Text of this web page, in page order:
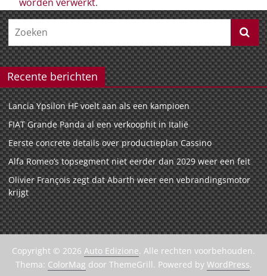
Recente berichten
Lancia Ypsilon HF voelt aan als een kampioen
FIAT Grande Panda al een verkoophit in Italië
Eerste concrete details over productieplan Cassino
Alfa Romeo’s topsegment niet eerder dan 2029 weer een feit
Olivier François zegt dat Abarth weer een vebrandingsmotor
krijgt
Copyright © 2026 Auto Edizione. Alle rechten voorbehouden.
Thema: ColorMag door ThemeGrill. Powered by WordPress.